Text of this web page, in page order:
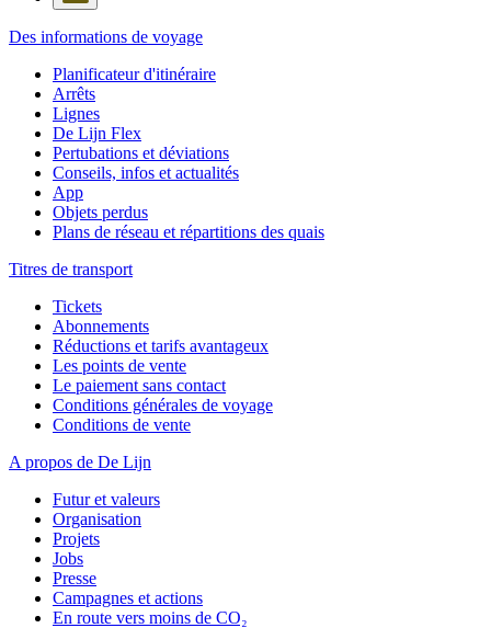
Des informations de voyage
Planificateur d'itinéraire
Arrêts
Lignes
De Lijn Flex
Pertubations et déviations
Conseils, infos et actualités
App
Objets perdus
Plans de réseau et répartitions des quais
Titres de transport
Tickets
Abonnements
Réductions et tarifs avantageux
Les points de vente
Le paiement sans contact
Conditions générales de voyage
Conditions de vente
A propos de De Lijn
Futur et valeurs
Organisation
Projets
Jobs
Presse
Campagnes et actions
En route vers moins de CO₂